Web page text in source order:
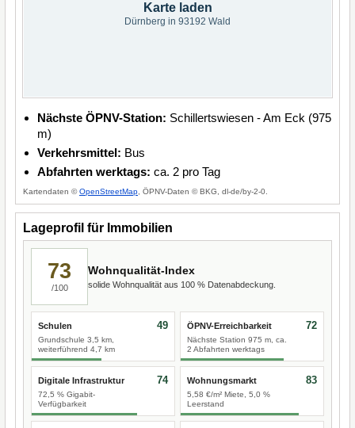
Karte laden
Dürnberg in 93192 Wald
Nächste ÖPNV-Station: Schillertswiesen - Am Eck (975
m)
Verkehrsmittel: Bus
Abfahrten werktags: ca. 2 pro Tag
Kartendaten ©OpenStreetMap , ÖPNV-Daten © BKG, dl-de/by-2-0.
Lageprofil für Immobilien
73
/100
Wohnqualität-Index
solide Wohnqualität aus 100 % Datenabdeckung.
Schulen
Grundschule 3,5 km,
weiterführend 4,7 km
49 ÖPNV-Erreichbarkeit
Nächste Station 975 m, ca.
2 Abfahrten werktags
72
Digitale Infrastruktur
72,5 % Gigabit-
Verfügbarkeit
74 Wohnungsmarkt
5,58 €/m² Miete, 5,0 %
Leerstand
83